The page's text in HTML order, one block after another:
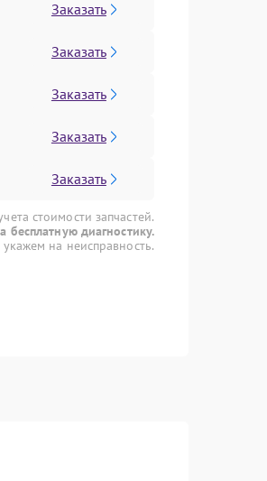
Заказать
Заказать
Заказать
Заказать
Заказать
стоимости запчастей.
бесплатную диагностику.
на неисправность.